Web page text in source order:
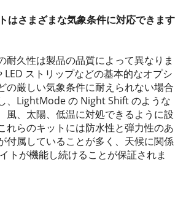
はさまざまな気象条件に対応できます
耐久性は製品の品​​質によって異なりま
LED ストリップなどの基本的なオプシ
の厳しい気象条件に耐えられない場合
、LightMode の Night Shift のような
風、太陽、低温に対処できるように設
れらのキットには防水性と弾力性のあ
付属していることが多く、天候に関係
トが機能し続けることが保証されま